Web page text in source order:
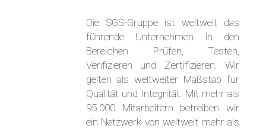
Die SGS-Gruppe ist weltweit das
führende Unternehmen in den
Bereichen Prüfen, Testen,
Verifizieren und Zertifizieren. Wir
gelten als weltweiter Maßstab für
Qualität und Integrität. Mit mehr als
95.000 Mitarbeitern betreiben wir
ein Netzwerk von weltweit mehr als